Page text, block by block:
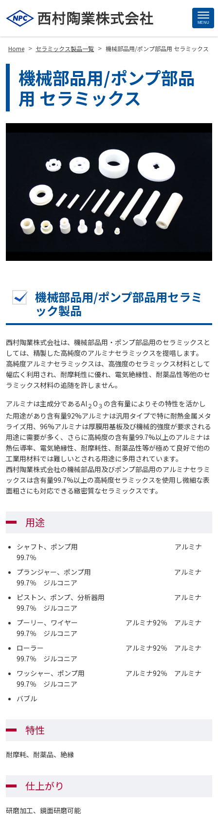
MENU
Home > セラミックス製品一覧 > 機械部品用/ポンプ部品用 セラミックス
機械部品用/ポンプ部品
用 セラミックス
機械部品用/ポンプ部品用セラミ
ック製品
西村陶業株式会社は、機械部品用・ポンプ部品用のセラミックスと
しては、精製した高純度のアルミナセラミックスを提唱します。
高純度アルミナセラミックスは、高強度のセラミックス材料として
幅広く利用され、耐摩耗性に優れ、電気絶縁性、耐薬品性等他のセ
ラミックス材料の追随を許しません。
アルミナは主成分であるAl２O３ の含有量によりその特性を活かし
た用途があり含有量92%アルミナは汎用タイプで特に耐熱金属メタ
ライズ用、96%アルミナは厚膜用基板及び機械的強度が要求される
用途に需要が多く、さらに高純度の含有量99.7%以上のアルミナは
熱伝導率、電気絶縁性、耐摩耗性、耐薬品性等が極めて良好で他の
工業用材料では難しいとされる用途に多用されています。
西村陶業株式会社の機械部品用及びポンプ部品用のアルミナセラミ
ックスは含有量99.7%以上の高純度セラミックスを使用し微細な表
面粗さにも対応できる緻密質なセラミックスです。
用途
シャフト、ポンプ用 アルミナ
99.7％
プランジャー、ポンプ用 アルミナ
99.7％ ジルコニア
ピストン、ポンプ、分析器用 アルミナ
99.7％ ジルコニア
プーリー、ワイヤー アルミナ92％ アルミナ
99.7％ ジルコニア
ローラー アルミナ92％ アルミナ
99.7％ ジルコニア
ワッシャー、ポンプ用 アルミナ92％ アルミナ
99.7％ ジルコニア
バブル
特性
耐摩耗、耐薬品、絶縁
仕上がり
研磨加工、鏡面研磨可能
Site
Footer